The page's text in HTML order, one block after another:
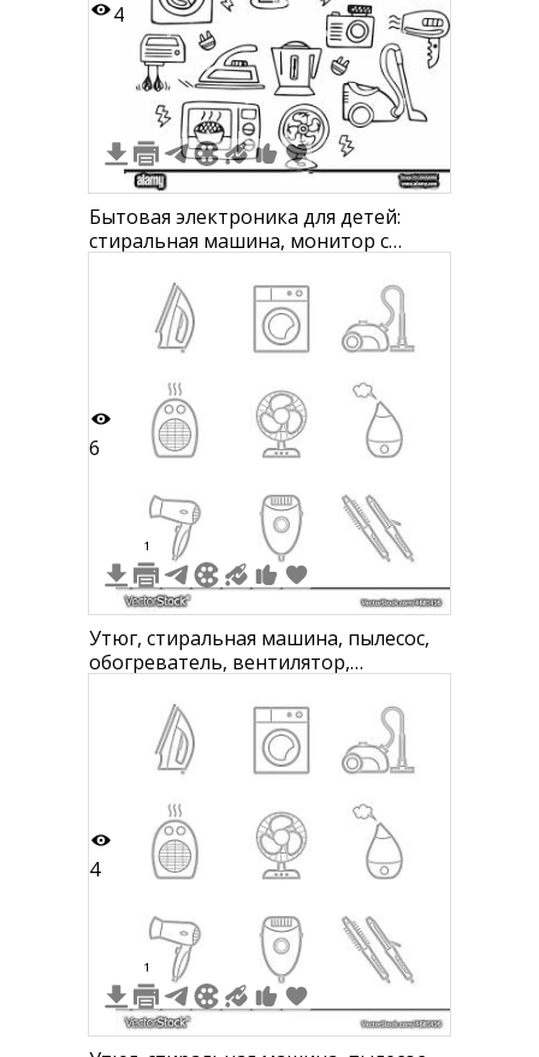
4
Бытовая электроника для детей:
стиральная машина, монитор с
вентилятор, утюг, фен для волос,
миксер, фотоаппарат, камерофон,
наушники, сушилка для волос,
блэндер, микроволновая печь, плеер
с наушниками, радиоприемник,
колонк
6
1
Утюг, стиральная машина, пылесос,
обогреватель, вентилятор,
утюжок для волос
4
1